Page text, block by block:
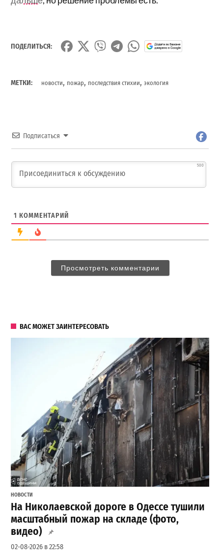
ПОДЕЛИТЬСЯ:
МЕТКИ: новости, пожар, последствия стихии,экология
Подписаться
500
1 КОММЕНТАРИЙ
Просмотреть комментарии
ВАС МОЖЕТ ЗАИНТЕРЕСОВАТЬ
НОВОСТИ
На Николаевской дороге в Одессе тушили
масштабный пожар на складе (фото,
видео)
02-08-2026 в 22:58